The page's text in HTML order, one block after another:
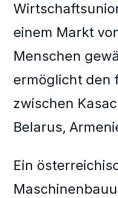
einem Markt
Menschen
ermöglicht den
zwischen
Belarus,
Ein